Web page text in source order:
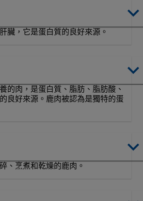
臟，它是蛋白質的良好來源。
的肉，是蛋白質、脂肪、脂肪酸、
良好來源。鹿肉被認為是獨特的蛋
、烹煮和乾燥的鹿肉。